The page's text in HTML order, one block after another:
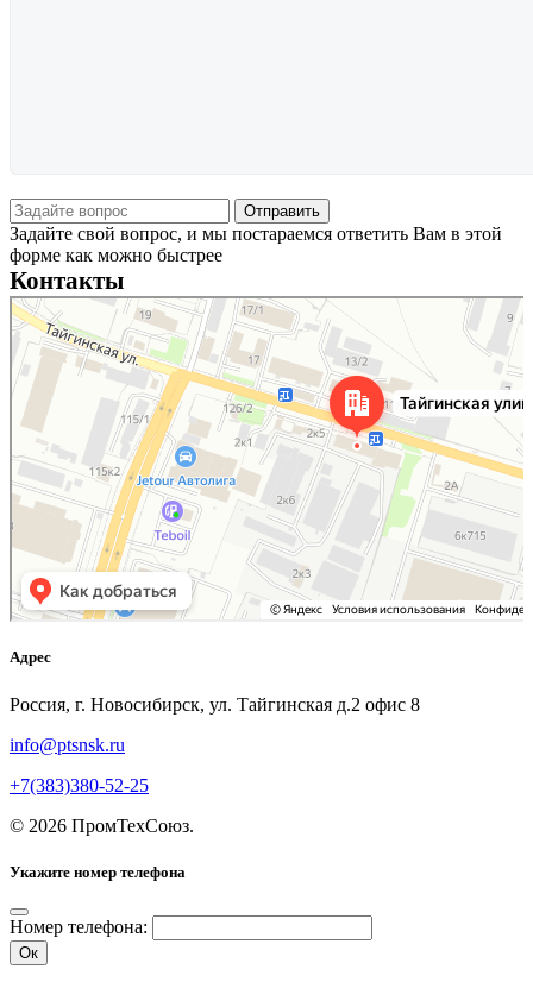
Задайте свой вопрос, и мы постараемся ответить Вам в этой
форме как можно быстрее
Контакты
Новосибирск
Тайгинская улица, 2 на карте Новосибирска — Яндекс Карты
Адрес
Россия, г. Новосибирск, ул. Тайгинская д.2 офис 8
info@ptsnsk.ru
+7(383)380-52-25
© 2026 ПромТехСоюз.
Укажите номер телефона
Номер телефона:
Ок